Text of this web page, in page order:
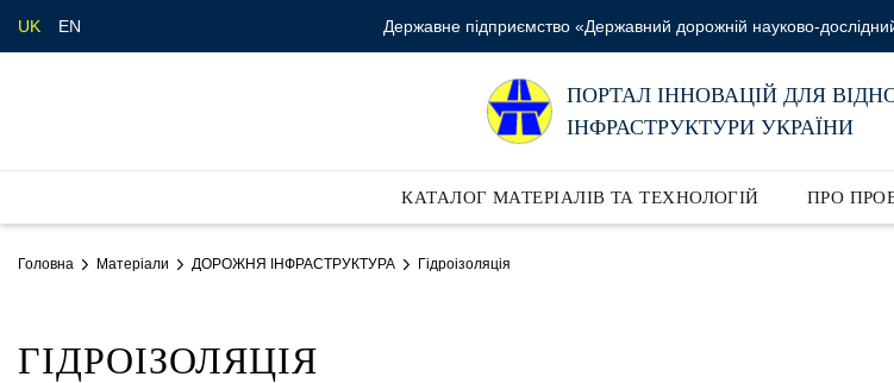
UK EN Державне підприємство «Державний дорожній науково-
ПОРТАЛ ІННОВАЦІЙ ДЛЯ
ІНФРАСТРУКТУРИ УКРАЇНИ
КАТАЛОГ МАТЕРІАЛІВ ТА ТЕХНОЛОГІЙ ПРО
Головна Матеріали ДОРОЖНЯ ІНФРАСТРУКТУРА Гідроізоляція
ГІДРОІЗОЛЯЦІЯ